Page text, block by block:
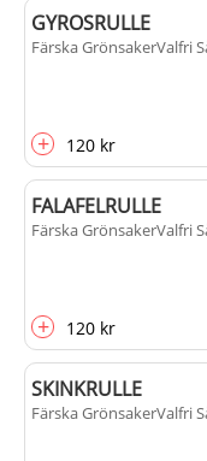
GYROSRULLE
Färska GrönsakerValfri
+ 120 kr
FALAFELRULLE
Färska GrönsakerValfri
+ 120 kr
SKINKRULLE
Färska GrönsakerValfri